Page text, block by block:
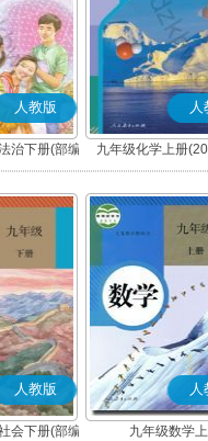
人教版
治下册(部编
)
人
九年级化学上册
人教版
会下册(部编
人
九年级数学